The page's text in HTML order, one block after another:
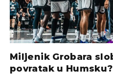
Miljenik Grobara
povratak u Humsku?